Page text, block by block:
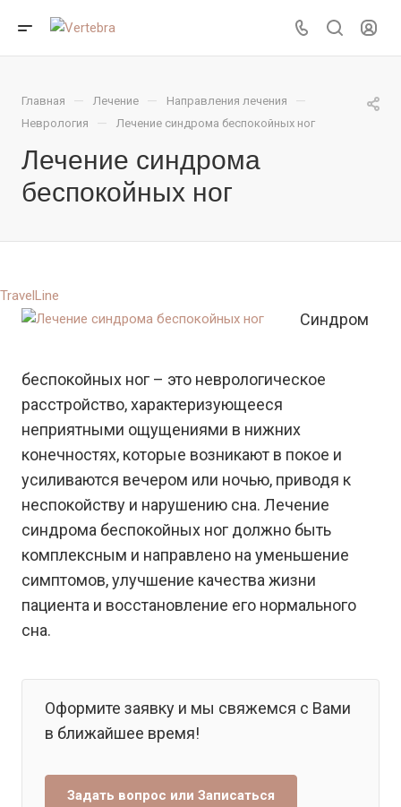
Главная — Лечение — Направления лечения —
Неврология — Лечение синдрома беспокойных ног
Лечение синдрома
беспокойных ног
TravelLine
Синдром
беспокойных ног – это неврологическое
расстройство, характеризующееся
неприятными ощущениями в нижних
конечностях, которые возникают в покое и
усиливаются вечером или ночью, приводя к
неспокойству и нарушению сна. Лечение
синдрома беспокойных ног должно быть
комплексным и направлено на уменьшение
симптомов, улучшение качества жизни
пациента и восстановление его нормального
сна.
Оформите заявку и мы свяжемся с Вами
в ближайшее время!
Задать вопрос или Записаться